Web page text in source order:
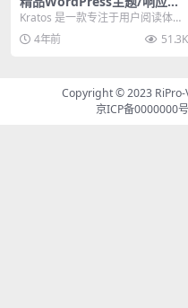
个人博客主题Kratos
Kratos 是一款专注于用户阅读体验
的响应式 WordPress 主题，整体
布...4年前 51.3K
Copyright © 2023
京ICP备0000000